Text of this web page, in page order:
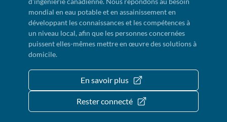
mondial en eau potable et en assainissement en
développant les connaissances et les compétences à
un niveau local, afin que les personnes concernées
puissent elles-mêmes mettre en œuvre des solutions à
domicile.
En savoir plus
Rester connecté